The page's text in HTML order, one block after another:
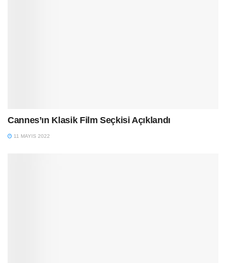
Cannes’ın Klasik Film Seçkisi Açıklandı
11 MAYIS 2022